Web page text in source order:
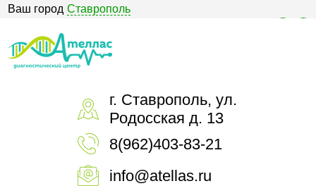
Ваш город Ставрополь
г. Ставрополь, ул.
Родосская д. 13
8(962)403-83-21
info@atellas.ru